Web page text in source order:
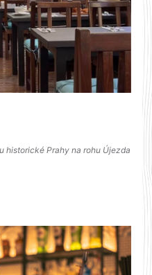
historické Prahy na rohu Újezda